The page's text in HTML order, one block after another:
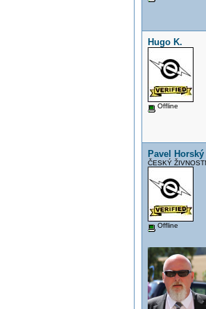
Hugo K.
Offline
Pavel Horský
ČESKÝ
Offline